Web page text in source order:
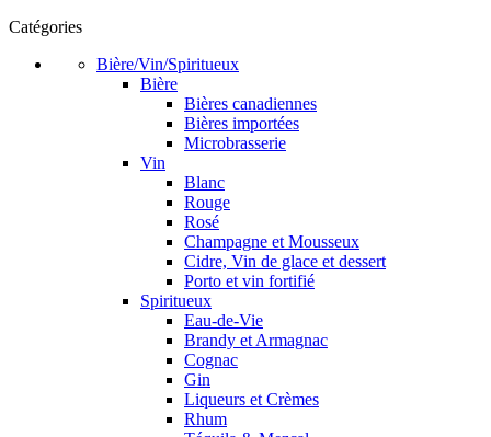
Catégories
Bière/Vin/Spiritueux
Bière
Bières canadiennes
Bières importées
Microbrasserie
Vin
Blanc
Rouge
Rosé
Champagne et Mousseux
Cidre, Vin de glace et dessert
Porto et vin fortifié
Spiritueux
Eau-de-Vie
Brandy et Armagnac
Cognac
Gin
Liqueurs et Crèmes
Rhum